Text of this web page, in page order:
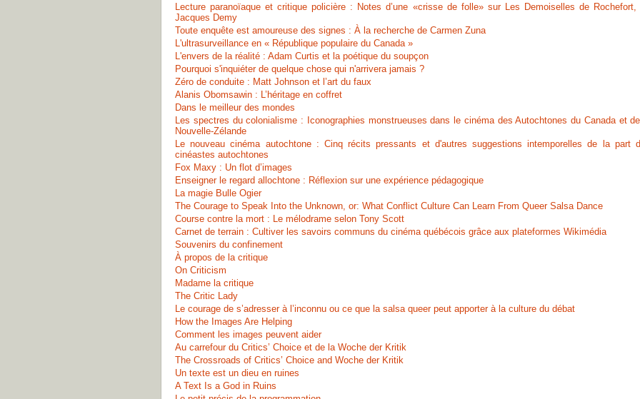
Lecture paranoïaque et critique policière : Notes d’une «crisse de folle» sur Les Demoiselles de Rochefort,
Jacques Demy
Toute enquête est amoureuse des signes : À la recherche de Carmen Zuna
L'ultrasurveillance en « République populaire du Canada »
L'envers de la réalité : Adam Curtis et la poétique du soupçon
Pourquoi s'inquiéter de quelque chose qui n'arrivera jamais ?
Zéro de conduite : Matt Johnson et l’art du faux
Alanis Obomsawin : L’héritage en coffret
Dans le meilleur des mondes
Les spectres du colonialisme : Iconographies monstrueuses dans le cinéma des Autochtones du Canada et
Nouvelle-Zélande
Le nouveau cinéma autochtone : Cinq récits pressants et d'autres suggestions intemporelles de la part
cinéastes autochtones
Fox Maxy : Un flot d’images
Enseigner le regard allochtone : Réflexion sur une expérience pédagogique
La magie Bulle Ogier
The Courage to Speak Into the Unknown, or: What Conflict Culture Can Learn From Queer Salsa Dance
Course contre la mort : Le mélodrame selon Tony Scott
Carnet de terrain : Cultiver les savoirs communs du cinéma québécois grâce aux plateformes Wikimédia
Souvenirs du confinement
À propos de la critique
On Criticism
Madame la critique
The Critic Lady
Le courage de s’adresser à l’inconnu ou ce que la salsa queer peut apporter à la culture du débat
How the Images Are Helping
Comment les images peuvent aider
Au carrefour du Critics’ Choice et de la Woche der Kritik
The Crossroads of Critics’ Choice and Woche der Kritik
Un texte est un dieu en ruines
A Text Is a God in Ruins